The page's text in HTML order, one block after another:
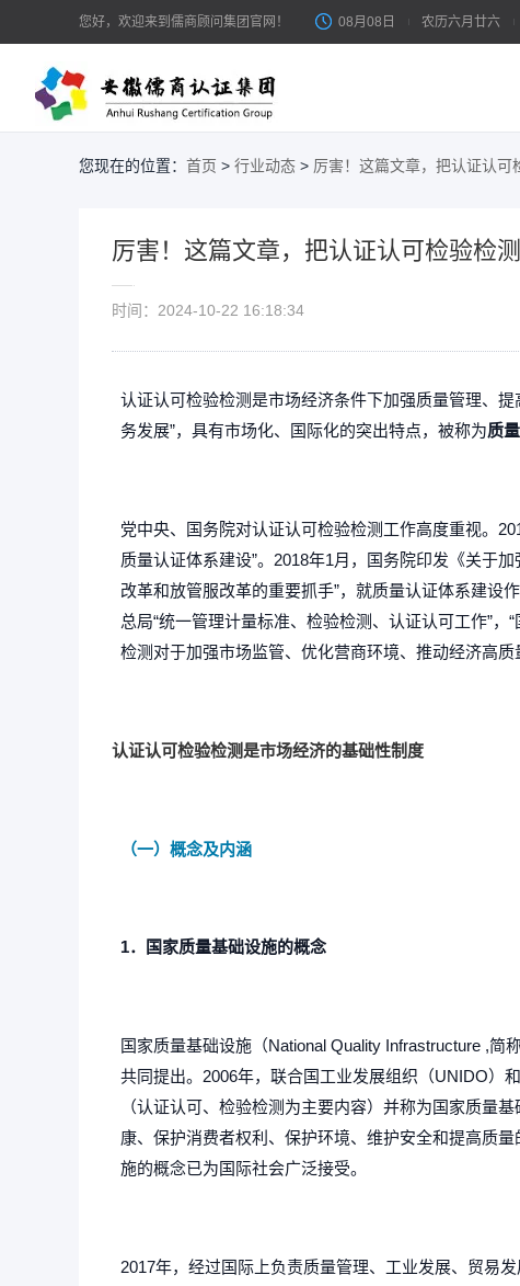
您好，欢迎来到儒商顾问集团官网！ 08月08日 农历六月廿六
ISO体系 / 客户审核 / 管理提升
产品认证
服务认证
服务能力 / 售后评价 / 信息技术服务
投标证明 / 客户准入 / 材料辅导
实验室认可
CMA / CNAS / ISO17025
质量
两化
食品
您现在的位置： 首页 > 行业动态 > 厉害！这篇文章，把认证认可
厉害！这篇文章，把认证认可检验检
时间：2024-10-22 16:18:34
认证认可检验检测是市场经济条件下加强质量管理、
务发展”，具有市场化、国际化的突出特点，被称为质
党中央、国务院对认证认可检验检测工作高度重视。
质量认证体系建设”。2018年1月，国务院印发《关于
改革和放管服改革的重要抓手”，就质量认证体系建设
总局“统一管理计量标准、检验检测、认证认可工作”
检测对于加强市场监管、优化营商环境、推动经济高
认证认可检验检测是市场经济的基础性制度
（一）概念及内涵
1．国家质量基础设施的概念
国家质量基础设施（National Quality Infrastructure ,
共同提出。2006年，联合国工业发展组织（UNIDO）
（认证认可、检验检测为主要内容）并称为国家质量
康、保护消费者权利、保护环境、维护安全和提高质
施的概念已为国际社会广泛接受。
2017年，经过国际上负责质量管理、工业发展、贸易